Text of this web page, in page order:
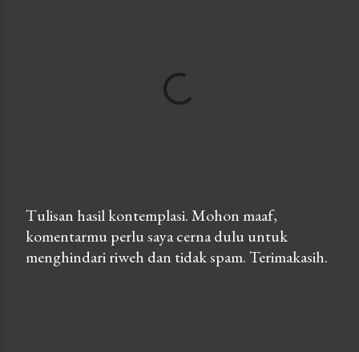
P
o
Tulisan hasil kontemplasi. Mohon maaf,
komentarmu perlu saya cerna dulu untuk
menghindari riweh dan tidak spam. Terimakasih.